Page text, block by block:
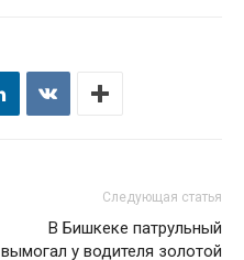
Следующая статья
В Бишкеке патрульный
вымогал у водителя золотой